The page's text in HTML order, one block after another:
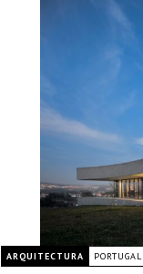
ARQUITECTURA PORTUGAL